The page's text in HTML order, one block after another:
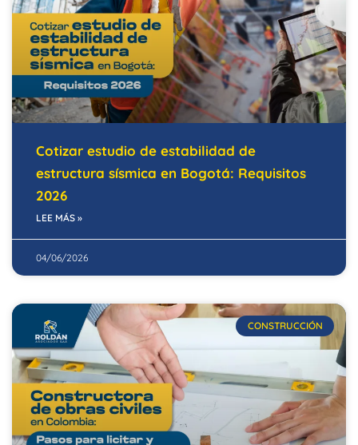
Cotizar estudio de estabilidad de
estructura sísmica en Bogotá: Requisitos
2026
LEE MÁS »
04/06/2026
CONSTRUCCIÓN